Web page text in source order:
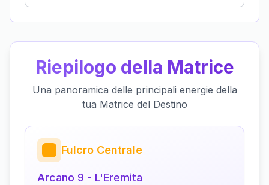
Riepilogo della Matrice
Una panoramica delle principali energie della
tua Matrice del Destino
Fulcro Centrale
Arcano 9 - L'Eremita